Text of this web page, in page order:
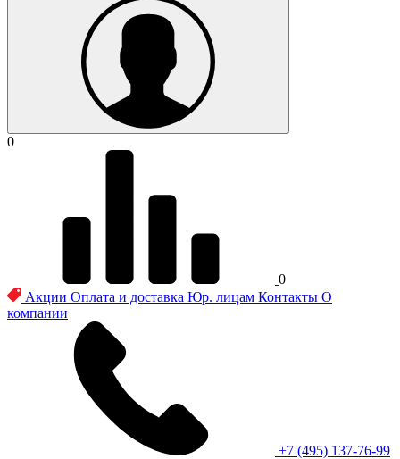
0
0
Акции Оплата и доставка Юр. лицам Контакты О
компании
+7 (495) 137-76-99